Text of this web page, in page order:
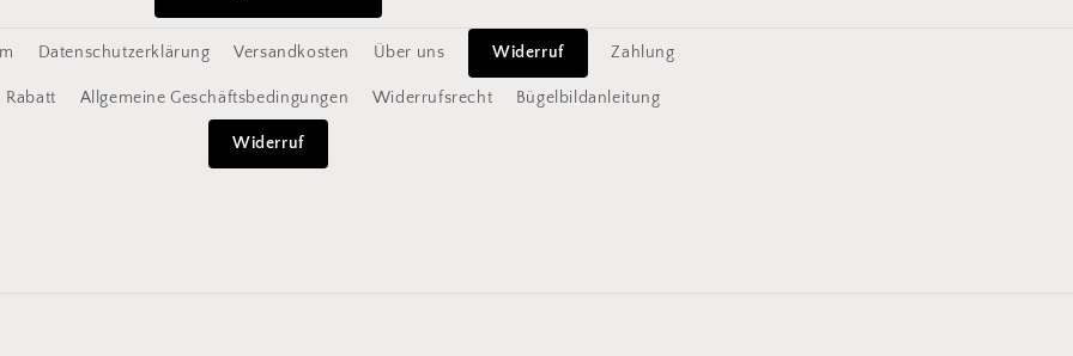
Datenschutzerklärung Versandkosten Über uns Widerruf Zahlung
Rabatt Allgemeine Geschäftsbedingungen Widerrufsrecht Bügelbildanleitung
Widerruf